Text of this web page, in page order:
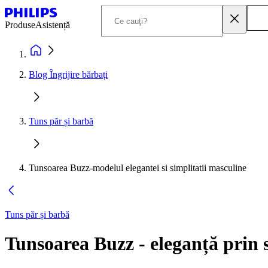
ProduseAsistență
Blog Îngrijire bărbați
Tuns păr și barbă
Tunsoarea Buzz-modelul elegantei si simplitatii masculine
Tuns păr și barbă
Tunsoarea Buzz - eleganță prin